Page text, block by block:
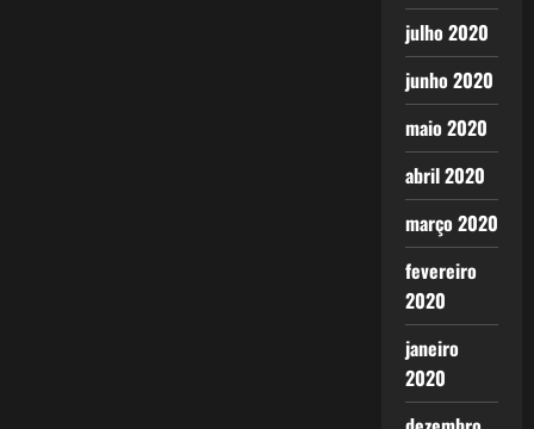
julho 2020
junho 2020
maio 2020
abril 2020
março 2020
fevereiro
2020
janeiro
2020